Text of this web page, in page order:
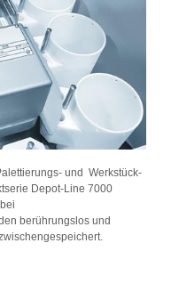
und Werkstück-
Depot-Line 7000
berührungslos und